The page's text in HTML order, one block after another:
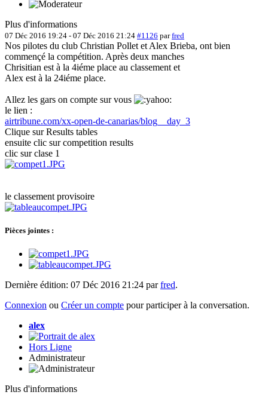
Plus d'informations
07 Déc 2016 19:24 - 07 Déc 2016 21:24 #1126 parfred
Nos pilotes du club Christian Pollet et Alex Brieba, ont bien
commençé la compétition. Après deux manches
Chrisitian est à la 4iéme place au classement et
Alex est à la 24iéme place.
Allez les gars on compte sur vous
le lien :
airtribune.com/xx-open-de-canarias/blog__day_3
Clique sur Results tables
ensuite clic sur competition results
clic sur clase 1
le classement provisoire
Pièces jointes :
Dernière édition: 07 Déc 2016 21:24 parfred.
Connexion ou Créer un compte pour participer à la conversation.
alex
Hors Ligne
Administrateur
Plus d'informations